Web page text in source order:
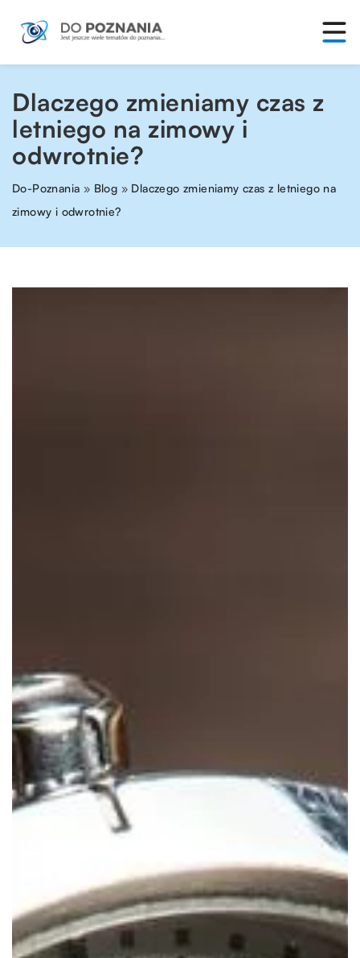
Dlaczego zmieniamy czas z
letniego na zimowy i
odwrotnie?
Do-Poznania » Blog » Dlaczego zmieniamy czas z letniego na
zimowy i odwrotnie?